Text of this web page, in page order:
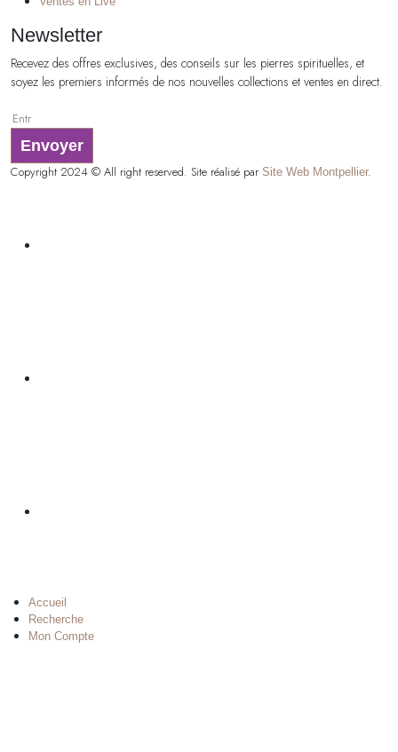
Newsletter
Recevez des offres exclusives, des conseils sur les pierres spirituelles, et
soyez les premiers informés de nos nouvelles collections et ventes en direct.
Envoyer
Copyright 2024 © All right reserved. Site réalisé par Site Web Montpellier.
Accueil
Recherche
Mon Compte